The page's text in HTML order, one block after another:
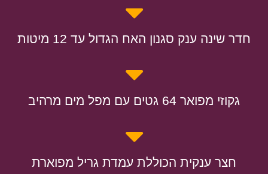
חדר שינה ענק סגנון האח הגדול עד 12 מיטות
גקוזי מפואר 64 גטים עם מפל מים מרהיב
חצר ענקית הכוללת עמדת גריל מפוארת